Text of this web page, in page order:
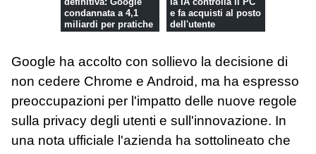
condannata a 4,1
miliardi per pratiche
e fa acquisti al posto
dell'utente
Google ha accolto con sollievo la decisione di
non cedere Chrome e Android, ma ha espresso
preoccupazioni per l'impatto delle nuove regole
sulla privacy degli utenti e sull'innovazione. In
una nota ufficiale l'azienda ha sottolineato che